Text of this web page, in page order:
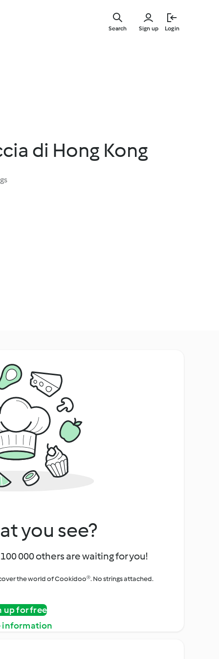
Sign up Login
Search
di Hong Kong
you see?
000 others are waiting for you!
the world of Cookidoo®. No strings attached.
up for free
information